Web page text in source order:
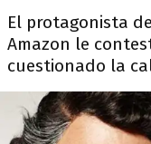
El protagonista
Amazon le
cuestionado la